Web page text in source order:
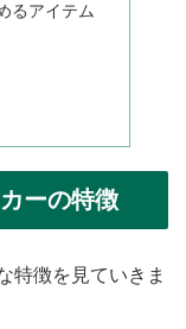
るアイテム
ーの特徴
特徴を見ていきま